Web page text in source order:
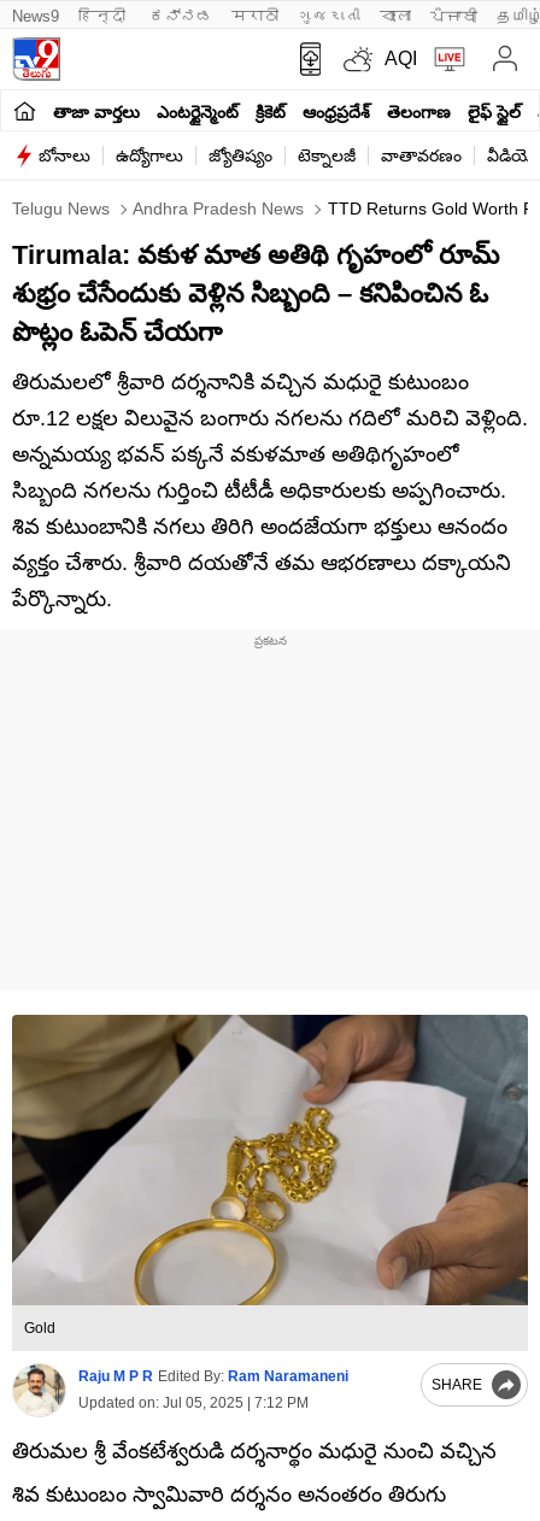
News9 हिन्दी ಕನ್ನಡ मराठी ગુજરાતી বাংলা ਪੰਜਾਬੀ
AQI
తాజా వార్తలు ఎంటర్టైన్మెంట్ క్రికెట్ ఆంధ్రప్రదేశ్ తెలంగాణ లైఫ్ స్టైల్
బోనాలు ఉద్యోగాలు జ్యోతిష్యం టెక్నాలజీ వాతావరణం
Telugu News Andhra Pradesh News TTD Returns Gold Worth
Tirumala: వకుళ మాత అతిథి గృహంలో రూమ్
శుభ్రం చేసేందుకు వెళ్లిన సిబ్బంది – కనిపించిన ఓ
పొట్లం ఓపెన్ చేయగా
తిరుమలలో శ్రీవారి దర్శనానికి వచ్చిన మధురై కుటుంబం
రూ.12 లక్షల విలువైన బంగారు నగలను గదిలో మరిచి వెళ్లింది.
అన్నమయ్య భవన్ పక్కనే వకుళమాత అతిథిగృహంలో
సిబ్బంది నగలను గుర్తించి టీటీడీ అధికారులకు అప్పగించారు.
శివ కుటుంబానికి నగలు తిరిగి అందజేయగా భక్తులు ఆనందం
వ్యక్తం చేశారు. శ్రీవారి దయతోనే తమ ఆభరణాలు దక్కాయని
పేర్కొన్నారు.
Gold
Raju M P R Edited By: Ram Naramaneni
Updated on: Jul 05, 2025 | 7:12 PM
SHARE
తిరుమల శ్రీ వేంకటేశ్వరుడి దర్శనార్థం మధురై నుంచి వచ్చిన
శివ కుటుంబం స్వామివారి దర్శనం అనంతరం తిరుగు